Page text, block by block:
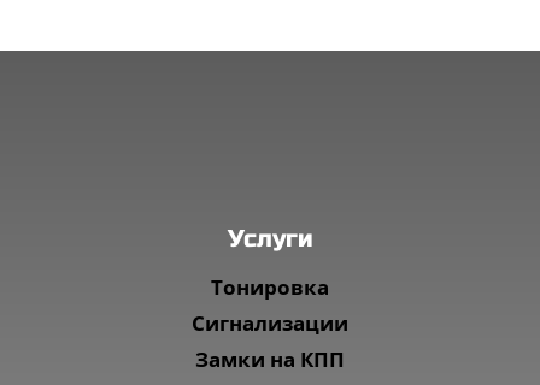
Услуги
Тонировка
Сигнализации
Замки на КПП